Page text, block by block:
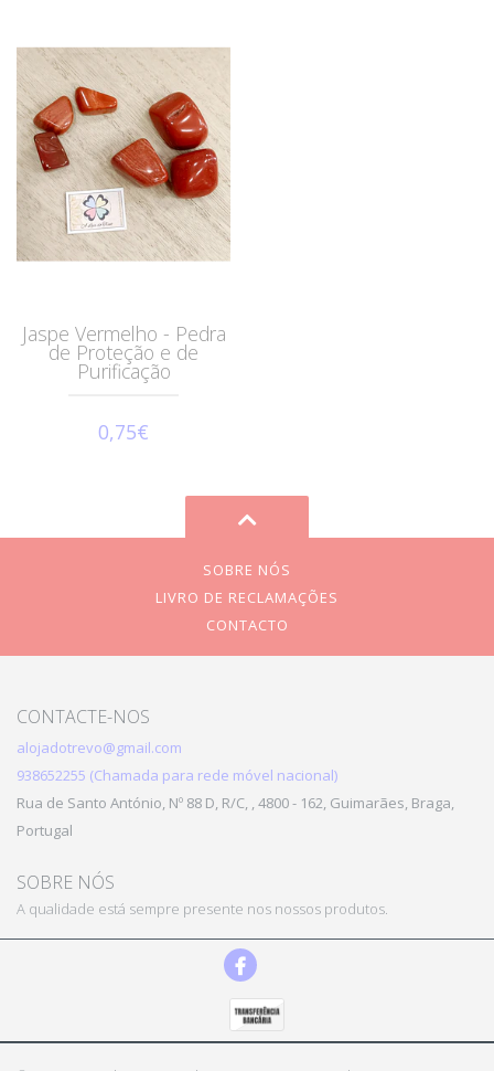
Jaspe Vermelho - Pedra
de Proteção e de
Purificação
0,75€
SOBRE NÓS
LIVRO DE RECLAMAÇÕES
CONTACTO
CONTACTE-NOS
alojadotrevo@gmail.com
938652255 (Chamada para rede móvel nacional)
Rua de Santo António, Nº 88 D, R/C, , 4800 - 162, Guimarães, Braga,
Portugal
SOBRE NÓS
A qualidade está sempre presente nos nossos produtos.